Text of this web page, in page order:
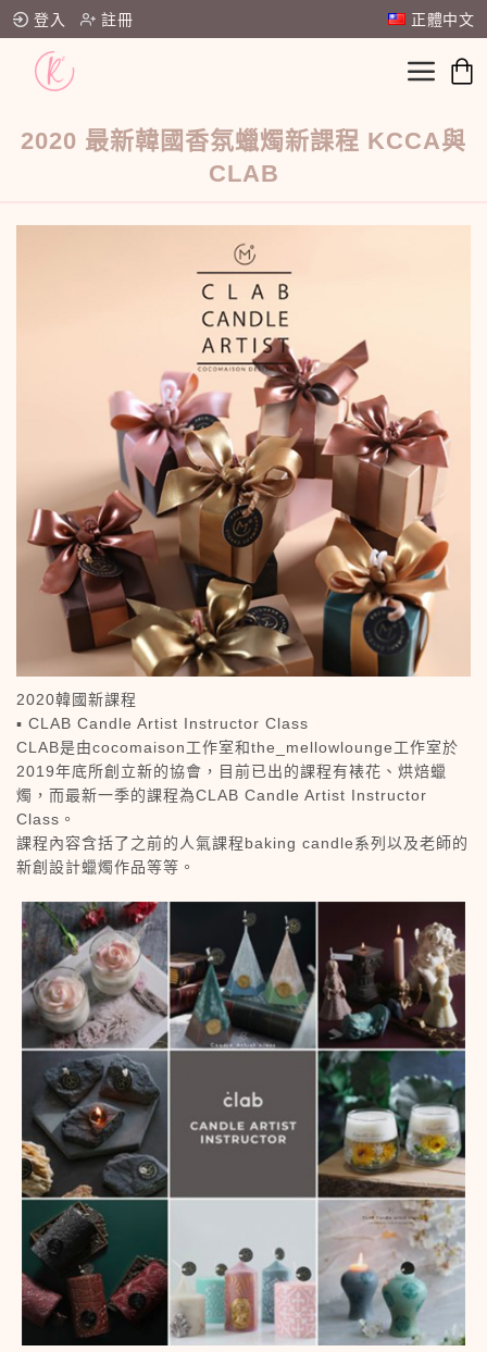
登入 註冊 正體中文
2020 最新韓國香氛蠟燭新課程 KCCA與
CLAB
2020韓國新課程
▪️ CLAB Candle Artist Instructor Class
CLAB是由cocomaison工作室和the_mellowlounge工作室於
2019年底所創立新的協會，目前已出的課程有裱花、烘焙蠟
燭，而最新一季的課程為CLAB Candle Artist Instructor
Class。
課程內容含括了之前的人氣課程baking candle系列以及老師的
新創設計蠟燭作品等等。